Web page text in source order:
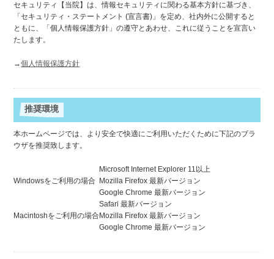
セキュリティ【当院】は、情報セキュリティに関わる基本方針に基づき、
「セキュリティ・ステートメント (宣言書)」を定め、社内外に公開すると
ともに、「個人情報保護方針」の遵守とあわせ、これに従うことを宣言い
たします。
→個人情報保護方針
推奨環境
本ホームページでは、より安全で快適にご利用いただくために下記のブラ
ウザを推奨致します。
Windowsをご利用の場合
Microsoft Internet Explorer 11以上
Mozilla Firefox 最新バージョン
Google Chrome 最新バージョン
Macintoshをご利用の場合
Safari 最新バージョン
Mozilla Firefox 最新バージョン
Google Chrome 最新バージョン